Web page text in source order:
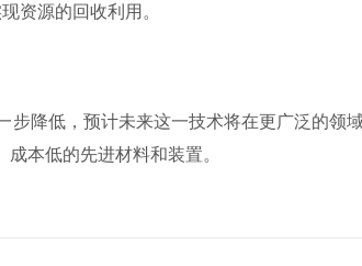
资源的回收利用。
降低，预计未来这一技术将在更广泛的领
本低的先进材料和装置。